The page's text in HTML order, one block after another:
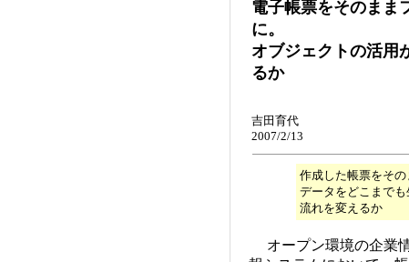
電子帳票をそのまま
に。
オブジェクトの活用
るか
吉田育代
2007/2/13
作成した帳票をそ
データをどこまで
流れを変えるか
オープン環境の企業